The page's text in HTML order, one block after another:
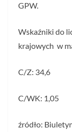
GPW.
Wskaźniki do
krajowych w
C/Z: 34,6
C/WK: 1,05
źródło: